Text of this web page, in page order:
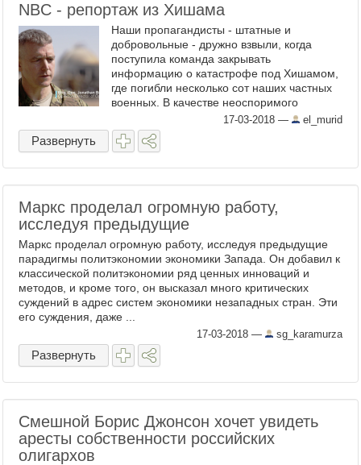
NBC - репортаж из Хишама
Наши пропагандисты - штатные и
добровольные - дружно взвыли, когда
поступила команда закрывать
информацию о катастрофе под Хишамом,
где погибли несколько сот наших частных
военных. В качестве неоспоримого
доказательства, как ни странно,
приводилась статья одного западного
издания, где ...
17-03-2018 — el_murid
Развернуть
Маркс проделал огромную работу,
исследуя предыдущие
Маркс проделал огромную работу, исследуя предыдущие
парадигмы политэкономии экономики Запада. Он добавил к
классической политэкономии ряд ценных инноваций и
методов, и кроме того, он высказал много критических
суждений в адрес систем экономики незападных стран. Эти
его суждения, даже ...
17-03-2018 — sg_karamurza
Развернуть
Смешной Борис Джонсон хочет увидеть
аресты собственности российских
олигархов